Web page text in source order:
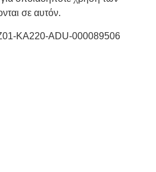
σε αυτόν.
KA220-ADU-000089506